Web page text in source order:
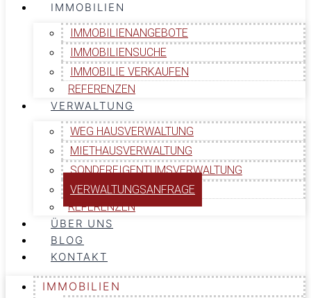
IMMOBILIEN
IMMOBILIENANGEBOTE
IMMOBILIENSUCHE
IMMOBILIE VERKAUFEN
REFERENZEN
VERWALTUNG
WEG HAUSVERWALTUNG
MIETHAUSVERWALTUNG
SONDEREIGENTUMSVERWALTUNG
VERWALTUNGSANFRAGE
REFERENZEN
ÜBER UNS
BLOG
KONTAKT
IMMOBILIEN